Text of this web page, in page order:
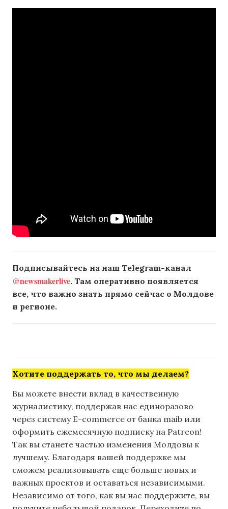
Подписывайтесь на наш Telegram-канал
@newsmakerlive. Там оперативно появляется
все, что важно знать прямо сейчас о Молдове
и регионе.
Хотите поддержать то, что мы делаем?
Вы можете внести вклад в качественную
журналистику, поддержав нас единоразово
через систему E-commerce от банка maib или
оформить ежемесячную подписку на Patreon!
Так вы станете частью изменения Молдовы к
лучшему. Благодаря вашей поддержке мы
сможем реализовывать еще больше новых и
важных проектов и оставаться независимыми.
Независимо от того, как вы нас поддержите, вы